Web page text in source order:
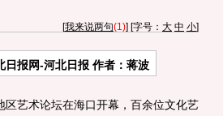
[我来说两句(1)] [字号： 大 中 小]
日报网-河北日报 作者：蒋波
艺术论坛在海口开幕，百余位文化艺